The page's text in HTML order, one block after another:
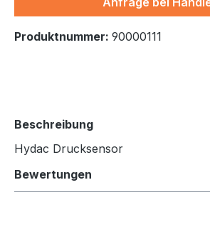
Produktnummer: 90000111
Beschreibung
Hydac Drucksensor
Bewertungen